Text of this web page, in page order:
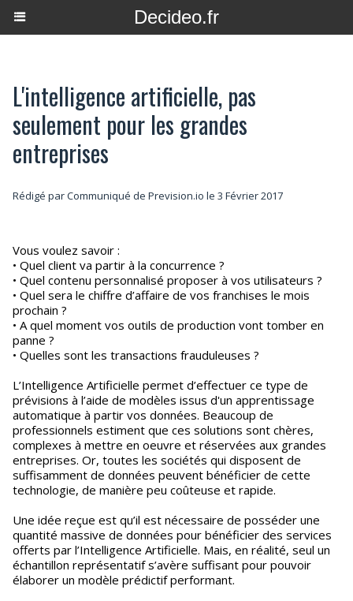
Decideo.fr
L'intelligence artificielle, pas
seulement pour les grandes
entreprises
Rédigé par Communiqué de Prevision.io le 3 Février 2017
Vous voulez savoir :
• Quel client va partir à la concurrence ?
• Quel contenu personnalisé proposer à vos utilisateurs ?
• Quel sera le chiffre d’affaire de vos franchises le mois
prochain ?
• A quel moment vos outils de production vont tomber en
panne ?
• Quelles sont les transactions frauduleuses ?
L’Intelligence Artificielle permet d’effectuer ce type de
prévisions à l’aide de modèles issus d'un apprentissage
automatique à partir vos données. Beaucoup de
professionnels estiment que ces solutions sont chères,
complexes à mettre en oeuvre et réservées aux grandes
entreprises. Or, toutes les sociétés qui disposent de
suffisamment de données peuvent bénéficier de cette
technologie, de manière peu coûteuse et rapide.
Une idée reçue est qu’il est nécessaire de posséder une
quantité massive de données pour bénéficier des services
offerts par l’Intelligence Artificielle. Mais, en réalité, seul un
échantillon représentatif s’avère suffisant pour pouvoir
élaborer un modèle prédictif performant.